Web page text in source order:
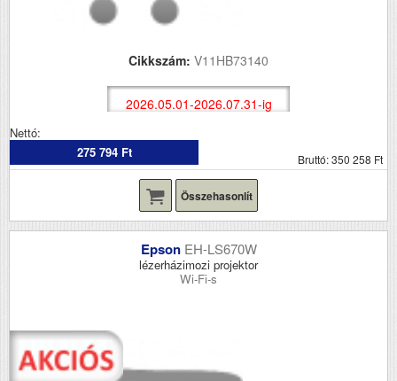
Cikkszám: V11HB73140
2026.05.01-2026.07.31-ig
Nettó:
275 794 Ft
Bruttó: 350 258 Ft
Összehasonlít
Epson EH-LS670W
lézerházimozi projektor
Wi-Fi-s